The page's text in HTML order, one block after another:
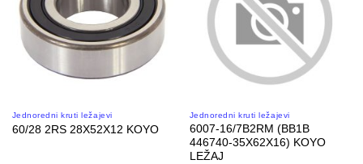
Jednoredni kruti ležajevi
60/28 2RS 28X52X12 KOYO
Jednoredni kruti ležajevi
6007-16/7B2RM (BB1B
446740-35X62X16) KOYO
LEŽAJ